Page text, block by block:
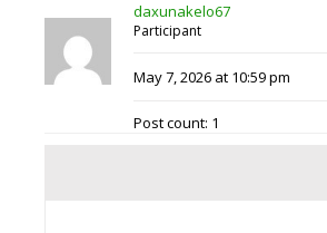
daxunakelo67
Participant
May 7, 2026 at 10:59 pm
Post count: 1